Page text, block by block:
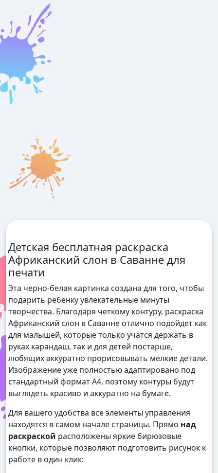
Детская бесплатная раскраска
Африканский слон в Саванне для
печати
Эта черно-белая картинка создана для того, чтобы
подарить ребенку увлекательные минуты
творчества. Благодаря четкому контуру, раскраска
Африканский слон в Саванне отлично подойдет как
для малышей, которые только учатся держать в
руках карандаш, так и для детей постарше,
любящих аккуратно прорисовывать мелкие детали.
Изображение уже полностью адаптировано под
стандартный формат А4, поэтому контуры будут
выглядеть красиво и аккуратно на бумаге.
Для вашего удобства все элементы управления
находятся в самом начале страницы. Прямо над
раскраской расположены яркие бирюзовые
кнопки, которые позволяют подготовить рисунок к
работе в один клик: